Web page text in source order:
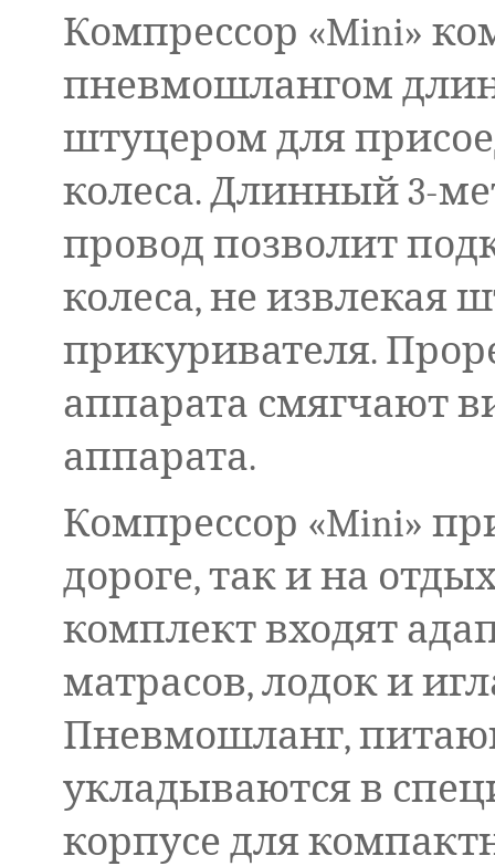
Компрессор «Mini»
пневмошлангом
штуцером для
колеса. Длинный 3-
провод позволит
колеса, не извлекая
прикуривателя.
аппарата смягчают
аппарата.
Компрессор «Mini»
дороге, так и на
комплект входят
матрасов, лодок и
Пневмошланг,
укладываются в
корпусе для